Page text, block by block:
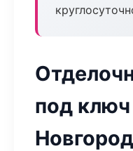
под
Новгород